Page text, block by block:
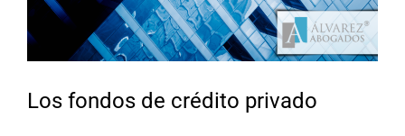
Los fondos de crédito privado